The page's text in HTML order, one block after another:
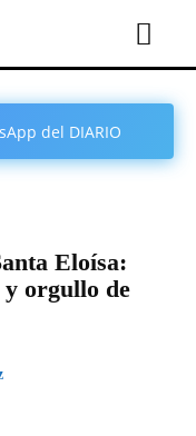
del DIARIO
Eloísa:
orgullo de